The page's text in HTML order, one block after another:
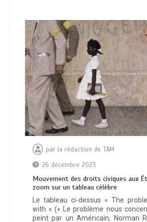
par la rédaction de TAM
26 décembre 2023
Mouvement des droits civiques aux
zoom sur un tableau célèbre
Le tableau ci-dessus « The
with » (« Le problème nous
peint par un Américain, Norman